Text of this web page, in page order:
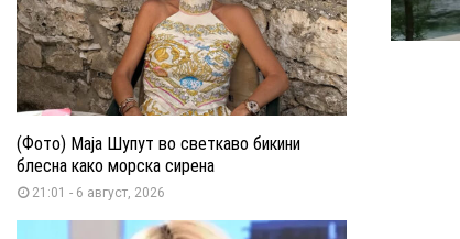
(Фото) Маја Шупут во светкаво бикини
блесна како морска сирена
21:01 - 6 август, 2026